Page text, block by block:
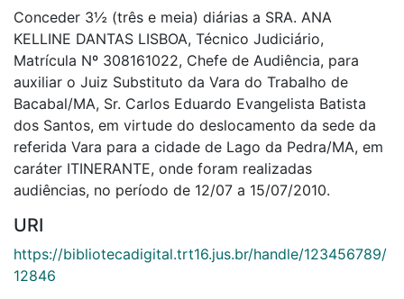
Conceder 3½ (três e meia) diárias a SRA. ANA
KELLINE DANTAS LISBOA, Técnico Judiciário,
Matrícula Nº 308161022, Chefe de Audiência, para
auxiliar o Juiz Substituto da Vara do Trabalho de
Bacabal/MA, Sr. Carlos Eduardo Evangelista Batista
dos Santos, em virtude do deslocamento da sede da
referida Vara para a cidade de Lago da Pedra/MA, em
caráter ITINERANTE, onde foram realizadas
audiências, no período de 12/07 a 15/07/2010.
URI
https://bibliotecadigital.trt16.jus.br/handle/123456789/
12846